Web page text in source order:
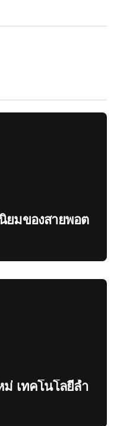
ยมของสายพอต
ม่ เทคโนโลยีล้ำ